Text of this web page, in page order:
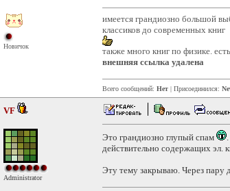
Новичок
имеется грандиозно большой
классиков до современных книг
также много книг по физике.
внешняя ссылка удалена
Всего сообщений: Нет | Присоединился:
VF
Administrator
Это грандиозно глупый спам
действительно содержащих эл.
Эту тему закрываю. Через пару